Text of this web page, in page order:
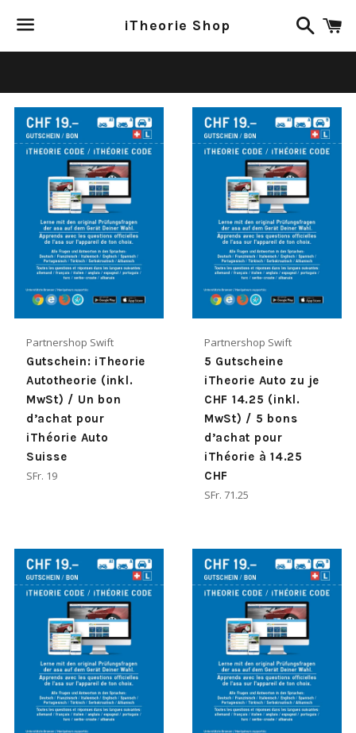
iTheorie Shop
Suchen
Partnershop Swift
Gutschein: iTheorie
Autotheorie (inkl.
MwSt) / Un bon
d’achat pour
iThéorie Auto
Suisse
Normaler
SFr. 19
Partnershop Swift
5 Gutscheine
iTheorie Auto zu je
CHF 14.25 (inkl.
MwSt) / 5 bons
d’achat pour
iThéorie à 14.25
CHF
Normaler
SFr. 71.25